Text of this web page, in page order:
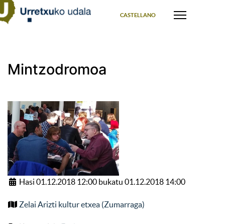
CASTELLANO
Mintzodromoa
Hasi 01.12.2018 12:00 bukatu 01.12.2018 14:00
Zelai Arizti kultur etxea (Zumarraga)